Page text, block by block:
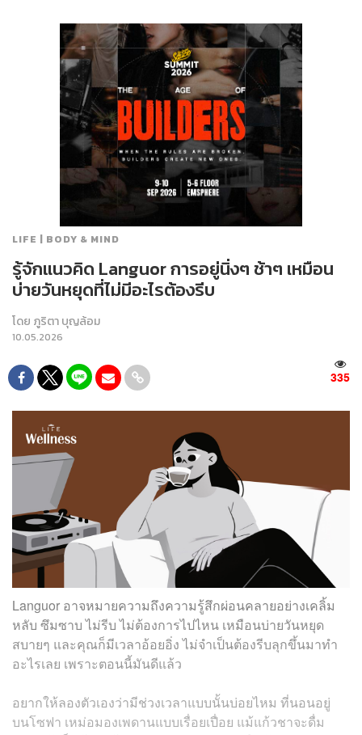
LIFE | BODY & MIND
รู้จักแนวคิด Languor การอยู่นิ่งๆ ช้าๆ เหมือน
บ่ายวันหยุดที่ไม่มีอะไรต้องรีบ
โดย ภูริตา บุญล้อม
10.05.2026
335
Languor อาจหมายความถึงความรู้สึกผ่อนคลายอย่างเคลิ้ม
หลับ ซึมซาบ ไม่รีบ ไม่ต้องการไปไหน เหมือนบ่ายวันหยุด
สบายๆ และคุณก็มีเวลาอ้อยอิ่ง ไม่จำเป็นต้องรีบลุกขึ้นมาทำ
อะไรเลย เพราะตอนนี้มันดีแล้ว
อยากให้ลองตัวเองว่ามีช่วงเวลาแบบนั้นบ่อยไหม ที่นอนอยู่
บนโซฟา เหม่อมองเพดานแบบเรื่อยเปื่อย แม้แก้วชาจะดื่ม